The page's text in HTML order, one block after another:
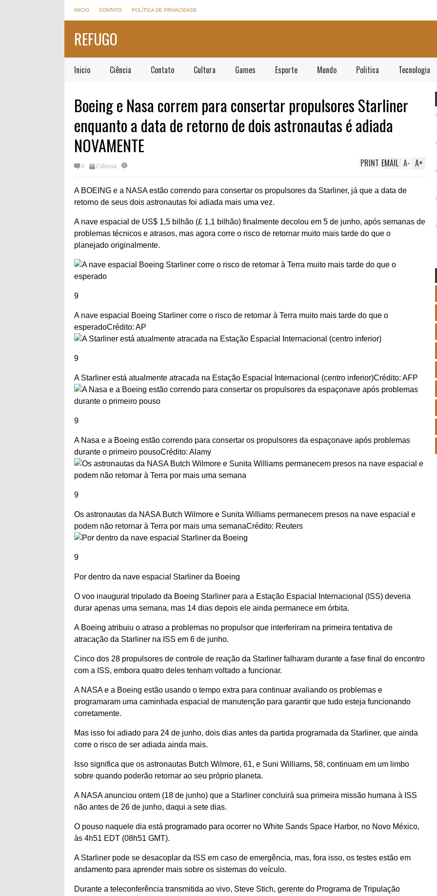
INICIO CONTATO POLÍTICA DE PRIVACIDADE
REFUGO
Inicio Ciência Contato Cultura Games Esporte Mundo Politica Tecnologia
Boeing e Nasa correm para consertar propulsores Starliner
enquanto a data de retorno de dois astronautas é adiada
NOVAMENTE
0 Ciência A+
A-
EMAIL
PRINT
A BOEING e a NASA estão correndo para consertar os propulsores da Starliner, já que a data de
retorno de seus dois astronautas foi adiada mais uma vez.
A nave espacial de US$ 1,5 bilhão (£ 1,1 bilhão) finalmente decolou em 5 de junho, após semanas de
problemas técnicos e atrasos, mas agora corre o risco de retornar muito mais tarde do que o
planejado originalmente.
9
A nave espacial Boeing Starliner corre o risco de retornar à Terra muito mais tarde do que o
esperadoCrédito: AP
9
A Starliner está atualmente atracada na Estação Espacial Internacional (centro inferior)Crédito: AFP
9
A Nasa e a Boeing estão correndo para consertar os propulsores da espaçonave após problemas
durante o primeiro pousoCrédito: Alamy
9
Os astronautas da NASA Butch Wilmore e Sunita Williams permanecem presos na nave espacial e
podem não retornar à Terra por mais uma semanaCrédito: Reuters
9
Por dentro da nave espacial Starliner da Boeing
O voo inaugural tripulado da Boeing Starliner para a Estação Espacial Internacional (ISS) deveria
durar apenas uma semana, mas 14 dias depois ele ainda permanece em órbita.
A Boeing atribuiu o atraso a problemas no propulsor que interferiram na primeira tentativa de
atracação da Starliner na ISS em 6 de junho.
Cinco dos 28 propulsores de controle de reação da Starliner falharam durante a fase final do encontro
com a ISS, embora quatro deles tenham voltado a funcionar.
A NASA e a Boeing estão usando o tempo extra para continuar avaliando os problemas e
programaram uma caminhada espacial de manutenção para garantir que tudo esteja funcionando
corretamente.
Mas isso foi adiado para 24 de junho, dois dias antes da partida programada da Starliner, que ainda
corre o risco de ser adiada ainda mais.
Isso significa que os astronautas Butch Wilmore, 61, e Suni Williams, 58, continuam em um limbo
sobre quando poderão retornar ao seu próprio planeta.
A NASA anunciou ontem (18 de junho) que a Starliner concluirá sua primeira missão humana à ISS
não antes de 26 de junho, daqui a sete dias.
O pouso naquele dia está programado para ocorrer no White Sands Space Harbor, no Novo México,
às 4h51 EDT (08h51 GMT).
A Starliner pode se desacoplar da ISS em caso de emergência, mas, fora isso, os testes estão em
andamento para aprender mais sobre os sistemas do veículo.
Durante a teleconferência transmitida ao vivo, Steve Stich, gerente do Programa de Tripulação